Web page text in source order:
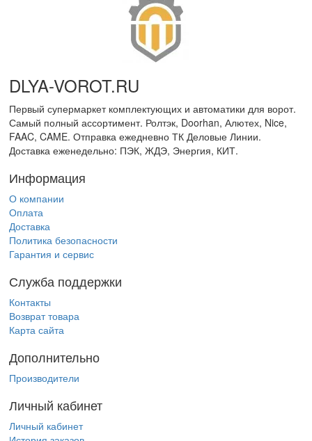
DLYA-VOROT.RU
Первый супермаркет комплектующих и автоматики для ворот.
Самый полный ассортимент. Ролтэк, Doorhan, Алютех, Nice,
FAAC, CAME. Отправка ежедневно ТК Деловые Линии.
Доставка еженедельно: ПЭК, ЖДЭ, Энергия, КИТ.
Информация
О компании
Оплата
Доставка
Политика безопасности
Гарантия и сервис
Служба поддержки
Контакты
Возврат товара
Карта сайта
Дополнительно
Производители
Личный кабинет
Личный кабинет